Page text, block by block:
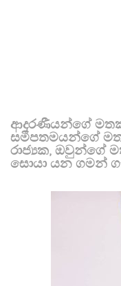
ආදරණීයන්ගේ
සමීපතමයන්ගේ
රාජ්‍යක, ඔවුන්ගේ
සොයා යන ගමන්